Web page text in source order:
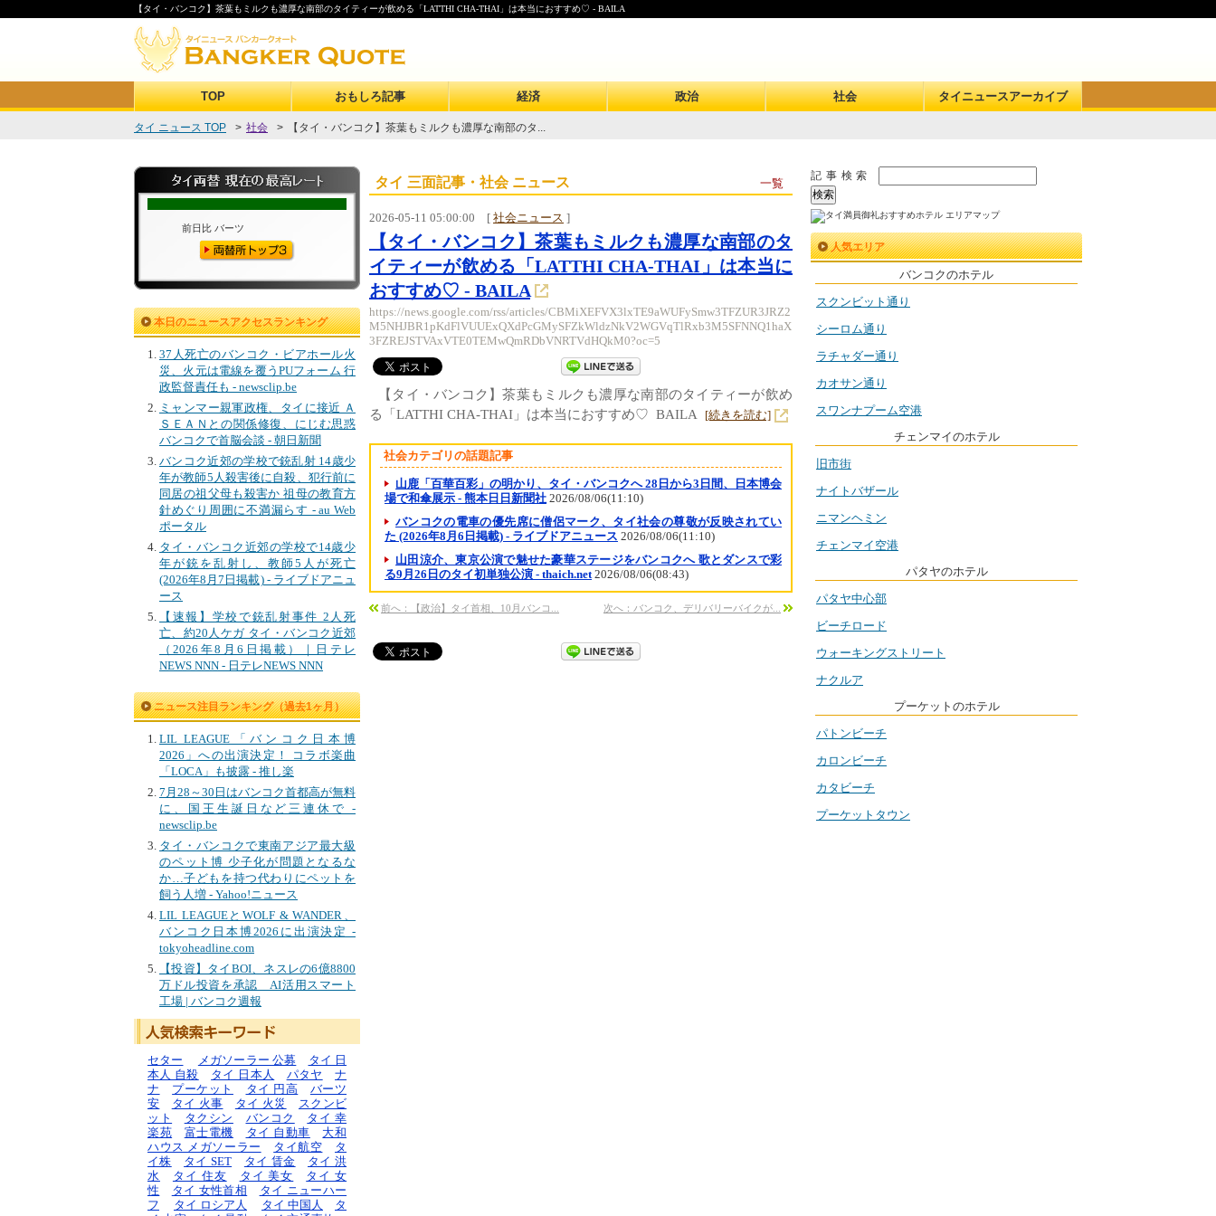
【タイ・バンコク】茶葉もミルクも濃厚な南部のタイティーが飲める「LATTHI CHA-THAI」は本当におすすめ♡ - BAILA
TOP おもしろ記事 経済 政治 社会 タイニュースアーカイブ
タイ ニュース TOP > 社会 > 【タイ・バンコク】茶葉もミルクも濃厚な南部のタ...
本日のニュースアクセスランキング
37人死亡のバンコク・ビアホール火
災、火元は電線を覆うPUフォーム 行
政監督責任も - newsclip.be
ミャンマー親軍政権、タイに接近 Ａ
ＳＥＡＮとの関係修復、にじむ思惑
バンコクで首脳会談 - 朝日新聞
バンコク近郊の学校で銃乱射 14歳少
年が教師5人殺害後に自殺、犯行前に
同居の祖父母も殺害か 祖母の教育方
針めぐり周囲に不満漏らす - au Web
ポータル
タイ・バンコク近郊の学校で14歳少
年が銃を乱射し、教師5人が死亡
(2026年8月7日掲載) - ライブドアニュ
ース
【速報】学校で銃乱射事件 2人死
亡、約20人ケガ タイ・バンコク近郊
（2026年8月6日掲載）｜日テレ
NEWS NNN - 日テレNEWS NNN
ニュース注目ランキング（過去1ヶ月）
LIL LEAGUE「バンコク日本博
2026」への出演決定！ コラボ楽曲
「LOCA」も披露 - 推し楽
7月28～30日はバンコク首都高が無料
に、国王生誕日など三連休で -
newsclip.be
タイ・バンコクで東南アジア最大級
のペット博 少子化が問題となるな
か…子どもを持つ代わりにペットを
飼う人増 - Yahoo!ニュース
LIL LEAGUEとWOLF & WANDER、
バンコク日本博2026に出演決定 -
tokyoheadline.com
【投資】タイBOI、ネスレの6億8800
万ドル投資を承認 AI活用スマート
工場 | バンコク週報
セター メガソーラー 公募
タイ 日
本人 自殺
タイ 日本人 パタヤ
ナ
ナ
プーケット タイ 円高
バーツ
安
タイ 火事 タイ 火災
スクンビ
ット
タクシン バンコク
タイ 幸
楽苑
富士電機 タイ 自動車
大和
ハウス メガソーラー
タイ航空
タ
イ株
タイ SET タイ 賃金
タイ 洪
水
タイ 住友 タイ 美女
タイ 女
性
タイ 女性首相
タイ ニューハー
フ
タイ ロシア人 タイ 中国人
タ
タイ 三面記事・社会 ニュース 一覧
2026-05-11 05:00:00 [ 社会ニュース ]
【タイ・バンコク】茶葉もミルクも濃厚な南部のタ
イティーが飲める「LATTHI CHA-THAI」は本当に
おすすめ♡ - BAILA
https://news.google.com/rss/articles/CBMiXEFVX3lxTE9aWUFySmw3TFZUR3JRZ2
M5NHJBR1pKdFlVUUExQXdPcGMySFZkWldzNkV2WGVqTlRxb3M5SFNNQ1haX
3FZREJSTVAxVTE0TEMwQmRDbVNRTVdHQkM0?oc=5
【タイ・バンコク】茶葉もミルクも濃厚な南部のタイティーが飲め
る「LATTHI CHA-THAI」は本当におすすめ♡ BAILA [続きを読む]
社会カテゴリの話題記事
山鹿「百華百彩」の明かり、タイ・バンコクへ 28日から3日間、日本博会
場で和傘展示 - 熊本日日新聞社 2026/08/06(11:10)
バンコクの電車の優先席に僧侶マーク、タイ社会の尊敬が反映されてい
た (2026年8月6日掲載) - ライブドアニュース 2026/08/06(11:10)
山田涼介、東京公演で魅せた豪華ステージをバンコクへ 歌とダンスで彩
る9月26日のタイ初単独公演 - thaich.net2026/08/06(08:43)
前へ：【政治】タイ首相、10月バンコ... 次へ：バンコク、デリバリーバイクが...
記事検索